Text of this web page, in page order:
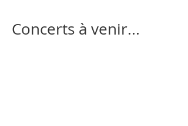
Concerts à venir...